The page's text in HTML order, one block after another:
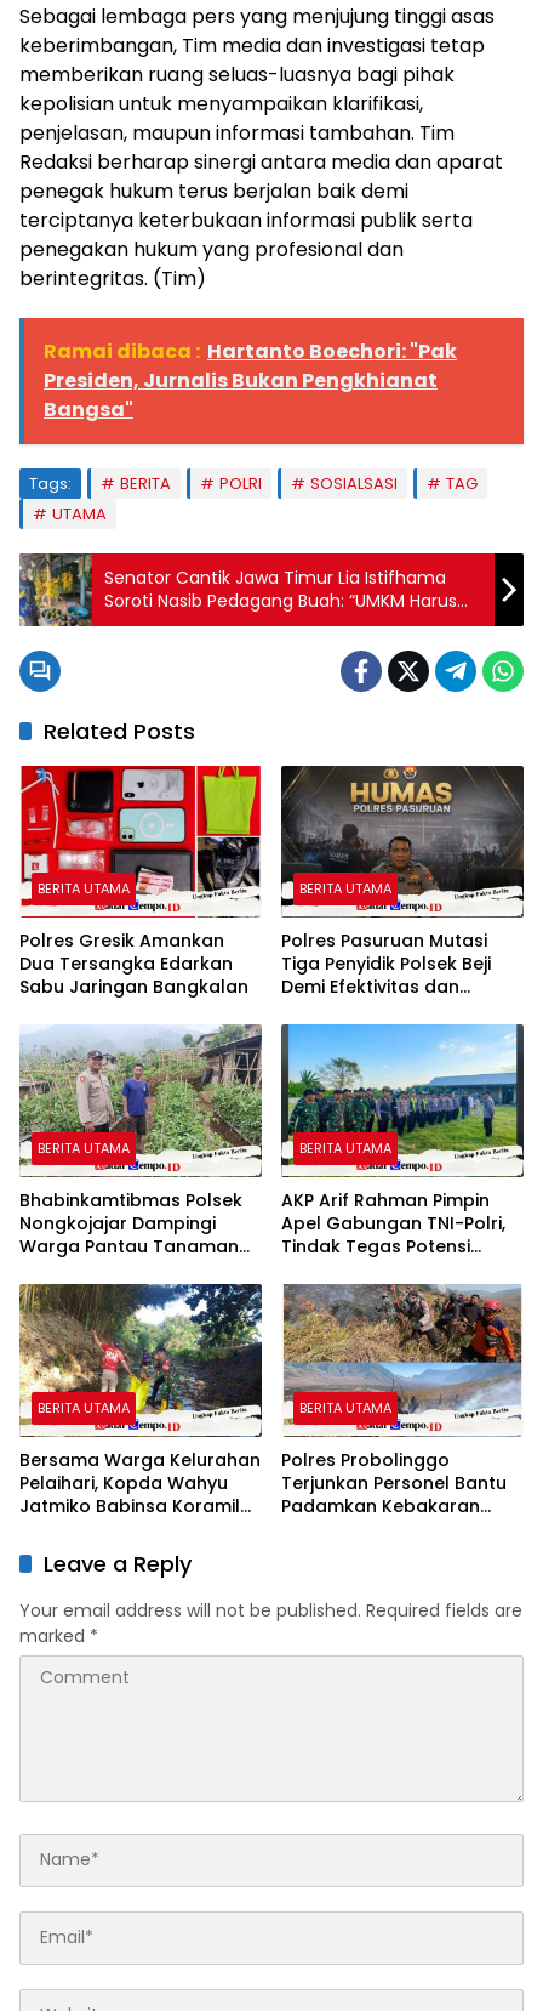
Sebagai lembaga pers yang menjujung tinggi asas
keberimbangan, Tim media dan investigasi tetap
memberikan ruang seluas-luasnya bagi pihak
kepolisian untuk menyampaikan klarifikasi,
penjelasan, maupun informasi tambahan. Tim
Redaksi berharap sinergi antara media dan aparat
penegak hukum terus berjalan baik demi
terciptanya keterbukaan informasi publik serta
penegakan hukum yang profesional dan
berintegritas. (Tim)
Ramai dibaca : Hartanto Boechori: "Pak
Presiden, Jurnalis Bukan Pengkhianat
Bangsa"
Tags: BERITA POLRI SOSIALSASI
TAG
UTAMA
Senator Cantik Jawa Timur Lia Istifhama
Soroti Nasib Pedagang Buah: “UMKM Harus
Dilindungi, Bukan Dibiarkan Berjuang
Related Posts
BERITA UTAMA
Polres Gresik Amankan
Dua Tersangka Edarkan
Sabu Jaringan Bangkalan
BERITA UTAMA
Polres Pasuruan Mutasi
Tiga Penyidik Polsek Beji
Demi Efektivitas dan
Penyidikan
BERITA UTAMA
Bhabinkamtibmas Polsek
Nongkojajar Dampingi
Warga Pantau Tanaman
Ketahanan Pangan
Nasional
BERITA UTAMA
AKP Arif Rahman Pimpin
Apel Gabungan TNI-Polri,
Tindak Tegas Potensi
Puncak Acara Wong
Bodho Sidowungu
BERITA UTAMA
Bersama Warga Kelurahan
Pelaihari, Kopda Wahyu
Jatmiko Babinsa Koramil
bersih Sungai
BERITA UTAMA
Polres Probolinggo
Terjunkan Personel Bantu
Padamkan Kebakaran
Leave a Reply
Your email address will not be published. Required fields are
marked *